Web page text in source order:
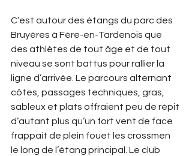
C’est autour des étangs du parc des
Bruyères à Fère-en-Tardenois que
des athlètes de tout âge et de tout
niveau se sont battus pour rallier la
ligne d’arrivée. Le parcours alternant
côtes, passages techniques, gras,
sableux et plats offraient peu de répit
d’autant plus qu’un fort vent de face
frappait de plein fouet les crossmen
le long de l’étang principal. Le club